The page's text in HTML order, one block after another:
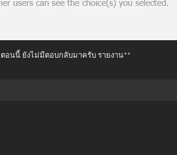
ตอนนี้ ยังไม่มีตอบกลับมาครับ รายงาน**